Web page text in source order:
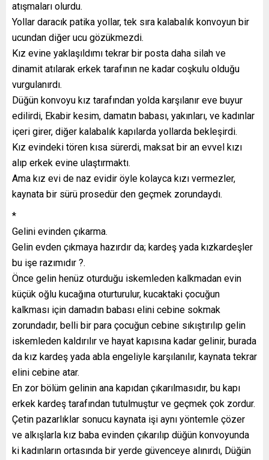
atışmaları olurdu.
Yollar daracık patika yollar, tek sıra kalabalık konvoyun bir
ucundan diğer ucu gözükmezdi.
Kız evine yaklaşıldımı tekrar bir posta daha silah ve
dinamit atılarak erkek tarafının ne kadar coşkulu olduğu
vurgulanırdı.
Düğün konvoyu kız tarafından yolda karşılanır eve buyur
edilirdi, Ekabir kesim, damatın babası, yakınları, ve kadınlar
içeri girer, diğer kalabalık kapılarda yollarda bekleşirdi.
Kız evindeki tören kısa sürerdi, maksat bir an evvel kızı
alıp erkek evine ulaştırmaktı.
Ama kız evi de naz evidir öyle kolayca kızı vermezler,
kaynata bir sürü prosedür den geçmek zorundaydı.
*
Gelini evinden çıkarma.
Gelin evden çıkmaya hazırdır da; kardeş yada kızkardeşler
bu işe razımıdır ?.
Önce gelin henüz oturduğu iskemleden kalkmadan evin
küçük oğlu kucağına oturturulur, kucaktaki çocuğun
kalkması için damadın babası elini cebine sokmak
zorundadır, belli bir para çocuğun cebine sıkıştırılıp gelin
iskemleden kaldırılır ve hayat kapısına kadar gelinir, burada
da kız kardeş yada abla engeliyle karşılanılır, kaynata tekrar
elini cebine atar.
En zor bölüm gelinin ana kapıdan çıkarılmasıdır, bu kapı
erkek kardeş tarafından tutulmuştur ve geçmek çok zordur.
Çetin pazarlıklar sonucu kaynata işi aynı yöntemle çözer
ve alkışlarla kız baba evinden çıkarılıp düğün konvoyunda
ki kadınların ortasında bir yerde güvenceye alınırdı, Düğün